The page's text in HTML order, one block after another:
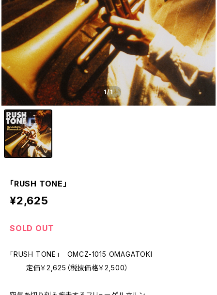
1/1
「RUSH TONE」
¥2,625
SOLD OUT
「RUSH TONE」 OMCZ-1015 OMAGATOKI
定価￥2,625（税抜価格￥2,500）